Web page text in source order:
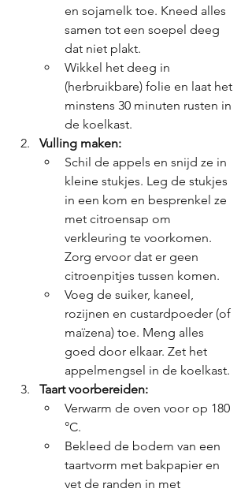
en sojamelk toe. Kneed alles
samen tot een soepel deeg
dat niet plakt.
Wikkel het deeg in
(herbruikbare) folie en laat het
minstens 30 minuten rusten in
de koelkast.
Vulling maken:
Schil de appels en snijd ze in
kleine stukjes. Leg de stukjes
in een kom en besprenkel ze
met citroensap om
verkleuring te voorkomen.
Zorg ervoor dat er geen
citroenpitjes tussen komen.
Voeg de suiker, kaneel,
rozijnen en custardpoeder (of
maïzena) toe. Meng alles
goed door elkaar. Zet het
appelmengsel in de koelkast.
Taart voorbereiden:
Verwarm de oven voor op 180
°C.
Bekleed de bodem van een
taartvorm met bakpapier en
vet de randen in met